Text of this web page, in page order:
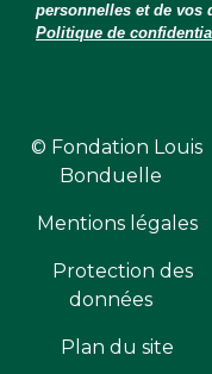
personnelles et de vos
Politique de
© Fondation Louis
Bonduelle
Mentions légales
Protection des
données
Plan du site